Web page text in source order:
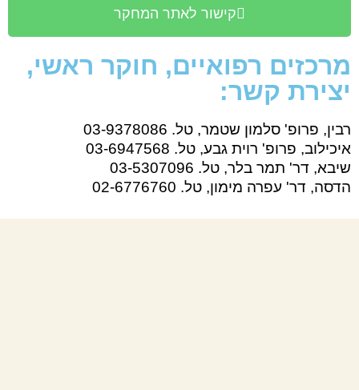
קישור לאתר המחקר
מרכזים רפואיים, חוקר ראשי,
יצירת קשר:
רבין, פרופ' סלמון שטמר, טל. 03-9378086
איכילוב, פרופ' רוית גבע, טל. 03-6947568
שיבא, דר' תמר בלר, טל. 03-5307096
הדסה, דר' עפרה מימון, טל. 02-6776760